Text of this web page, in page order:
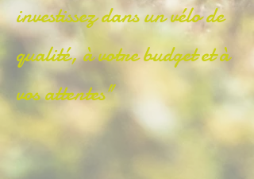
investissez dans un vélo de
qualité, à votre budget et à
vos attentes"